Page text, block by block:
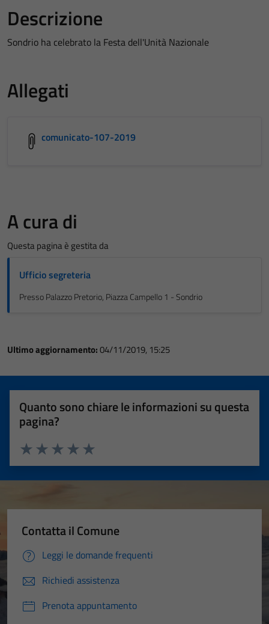
Descrizione
Sondrio ha celebrato la Festa dell'Unità Nazionale
Allegati
comunicato-107-2019
A cura di
Questa pagina è gestita da
Ufficio segreteria
Presso Palazzo Pretorio, Piazza Campello 1 - Sondrio
Ultimo aggiornamento:04/11/2019, 15:25
Quanto sono chiare le informazioni su questa
pagina?
Valuta 5 stelle su 5
Valuta 4 stelle su 5
Valuta 3 stelle su 5
Valuta 2 stelle su 5
Valuta 1 stelle su 5
Contatta il Comune
Leggi le domande frequenti
Richiedi assistenza
Prenota appuntamento